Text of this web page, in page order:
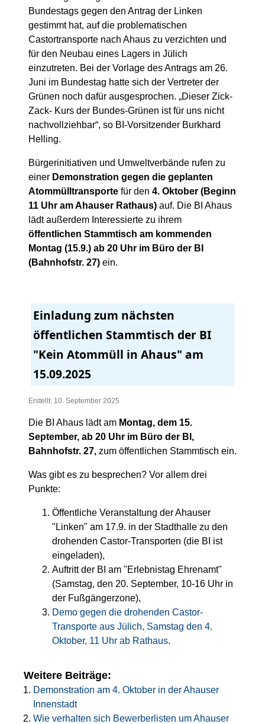
Bundestags gegen den Antrag der Linken
gestimmt hat, auf die problematischen
Castortransporte nach Ahaus zu verzichten und
für den Neubau eines Lagers in Jülich
einzutreten. Bei der Vorlage des Antrags am 26.
Juni im Bundestag hatte sich der Vertreter der
Grünen noch dafür ausgesprochen. „Dieser Zick-
Zack- Kurs der Bundes-Grünen ist für uns nicht
nachvollziehbar“, so BI-Vorsitzender Burkhard
Helling.
Bürgerinitiativen und Umweltverbände rufen zu
einer Demonstration gegen die geplanten
Atommülltransporte für den 4. Oktober (Beginn
11 Uhr am Ahauser Rathaus) auf. Die BI Ahaus
lädt außerdem Interessierte zu ihrem
öffentlichen Stammtisch am kommenden
Montag (15.9.) ab 20 Uhr im Büro der BI
(Bahnhofstr. 27) ein.
Einladung zum nächsten
öffentlichen Stammtisch der BI
"Kein Atommüll in Ahaus" am
15.09.2025
Erstellt: 10. September 2025
Die BI Ahaus lädt am Montag, dem 15.
September, ab 20 Uhr im Büro der BI,
Bahnhofstr. 27, zum öffentlichen Stammtisch ein.
Was gibt es zu besprechen? Vor allem drei
Punkte:
Öffentliche Veranstaltung der Ahauser
"Linken" am 17.9. in der Stadthalle zu den
drohenden Castor-Transporten (die BI ist
eingeladen),
Auftritt der BI am "Erlebnistag Ehrenamt"
(Samstag, den 20. September, 10-16 Uhr in
der Fußgängerzone),
Demo gegen die drohenden Castor-
Transporte aus Jülich, Samstag den 4.
Oktober, 11 Uhr ab Rathaus.
Demonstration am 4. Oktober in der Ahauser
Innenstadt
Wie verhalten sich Bewerberlisten um Ahauser